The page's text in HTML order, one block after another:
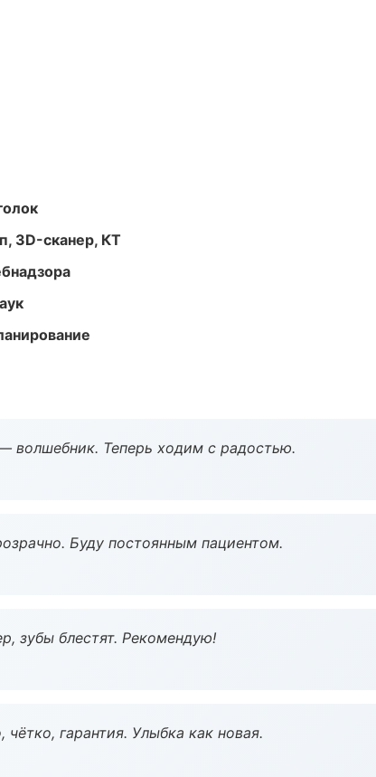
3D-сканер, КТ
волшебник. Теперь ходим с радостью.
Буду постоянным пациентом.
зубы блестят. Рекомендую!
гарантия. Улыбка как новая.